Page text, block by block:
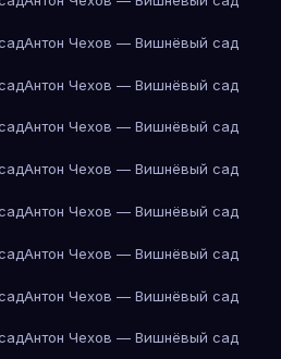
Антон Чехов — Вишнёвый сад
Антон Чехов — Вишнёвый сад
Антон Чехов — Вишнёвый сад
Антон Чехов — Вишнёвый сад
Антон Чехов — Вишнёвый сад
Антон Чехов — Вишнёвый сад
Антон Чехов — Вишнёвый сад
Антон Чехов — Вишнёвый сад